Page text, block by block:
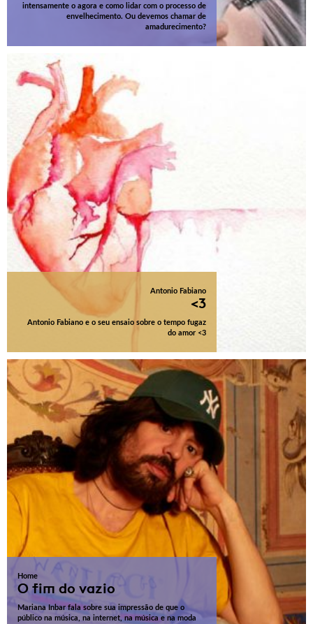
intensamente o agora e como lidar com o processo de
envelhecimento. Ou devemos chamar de
amadurecimento?
Antonio Fabiano
<3
Antonio Fabiano e o seu ensaio sobre o tempo fugaz
do amor <3
Home
O fim do vazio
Mariana Inbar fala sobre sua impressão de que o
público na música, na internet, na música e na moda